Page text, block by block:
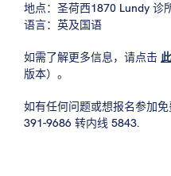
地点：圣荷西1870 Lundy 诊
语言：英及国语
如需了解更多信息，请点击
版本）。
如有任何问题或想报名参加
391-9686 转内线 5843.